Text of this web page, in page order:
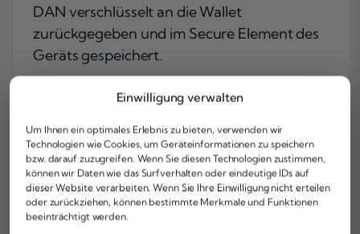
Einwilligung verwalten
Um Ihnen ein optimales Erlebnis zu bieten, verwenden wir
Technologien wie Cookies, um Geräteinformationen zu speichern
bzw. darauf zuzugreifen. Wenn Sie diesen Technologien zustimmen,
können wir Daten wie das Surfverhalten oder eindeutige IDs auf
dieser Website verarbeiten. Wenn Sie Ihre Einwilligung nicht erteilen
oder zurückziehen, können bestimmte Merkmale und Funktionen
beeinträchtigt werden.
DAN verschlüsselt an die Wallet
zurückgegeben und im Secure Element des
Geräts gespeichert.
Mehrere Geräte
Die virtuelle Karte kann auf mehreren
Geräten gleichzeitig aktiv sein —
Smartphone, Tablet, Smartwatch. Jedes
Gerät bekommt einen eigenen Token, also
eine eigene DAN. Bei Verlust eines Geräts